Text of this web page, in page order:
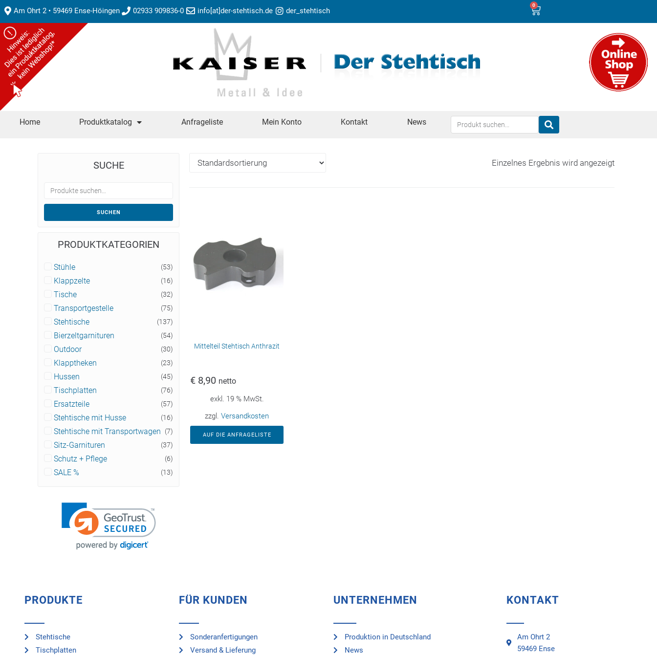
Am Ohrt 2 • 59469 Ense-Höingen 02933 909836-0 info[at]der-stehtisch.de der_stehtisch
0
Home Produktkatalog Anfrageliste Mein Konto Kontakt News
Einzelnes Ergebnis wird angezeigt
Mittelteil Stehtisch Anthrazit
€ 8,90 netto
exkl. 19 % MwSt.
zzgl. Versandkosten
AUF DIE ANFRAGELISTE
SUCHE
SUCHEN
PRODUKTKATEGORIEN
Stühle (53)
Klappzelte (16)
Tische (32)
Transportgestelle (75)
Stehtische (137)
Bierzeltgarnituren (54)
Outdoor (30)
Klapptheken (23)
Hussen (45)
Tischplatten (76)
Ersatzteile (57)
Stehtische mit Husse (16)
Stehtische mit Transportwagen (7)
Sitz-Garnituren (37)
Schutz + Pflege (6)
SALE % (13)
PRODUKTE
Stehtische
Tischplatten
FÜR KUNDEN
Sonderanfertigungen
Versand & Lieferung
UNTERNEHMEN
Produktion in Deutschland
News
KONTAKT
Am Ohrt 2
59469 Ense